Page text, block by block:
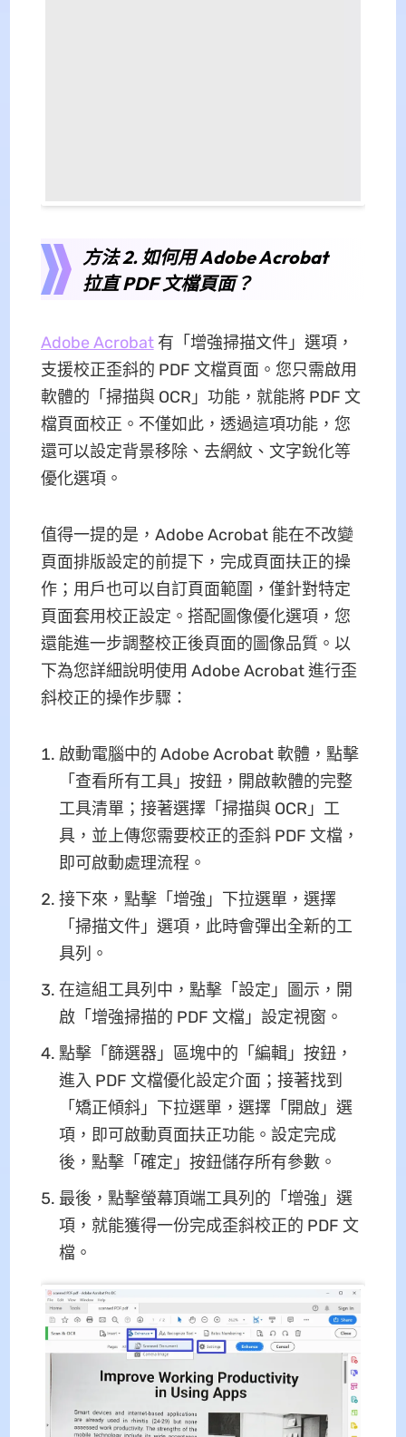
方法 2. 如何用 Adobe Acrobat
拉直 PDF 文檔頁面？
Adobe Acrobat有「增強掃描文件」選項，
支援校正歪斜的 PDF 文檔頁面。您只需啟用
軟體的「掃描與 OCR」功能，就能將 PDF 文
檔頁面校正。不僅如此，透過這項功能，您
還可以設定背景移除、去網紋、文字銳化等
優化選項。
值得一提的是，Adobe Acrobat 能在不改變
頁面排版設定的前提下，完成頁面扶正的操
作；用戶也可以自訂頁面範圍，僅針對特定
頁面套用校正設定。搭配圖像優化選項，您
還能進一步調整校正後頁面的圖像品質。以
下為您詳細說明使用 Adobe Acrobat 進行歪
斜校正的操作步驟：
啟動電腦中的 Adobe Acrobat 軟體，點擊
「查看所有工具」按鈕，開啟軟體的完整
工具清單；接著選擇「掃描與 OCR」工
具，並上傳您需要校正的歪斜 PDF 文檔，
即可啟動處理流程。
接下來，點擊「增強」下拉選單，選擇
「掃描文件」選項，此時會彈出全新的工
具列。
在這組工具列中，點擊「設定」圖示，開
啟「增強掃描的 PDF 文檔」設定視窗。
點擊「篩選器」區塊中的「編輯」按鈕，
進入 PDF 文檔優化設定介面；接著找到
「矯正傾斜」下拉選單，選擇「開啟」選
項，即可啟動頁面扶正功能。設定完成
後，點擊「確定」按鈕儲存所有參數。
最後，點擊螢幕頂端工具列的「增強」選
項，就能獲得一份完成歪斜校正的 PDF 文
檔。